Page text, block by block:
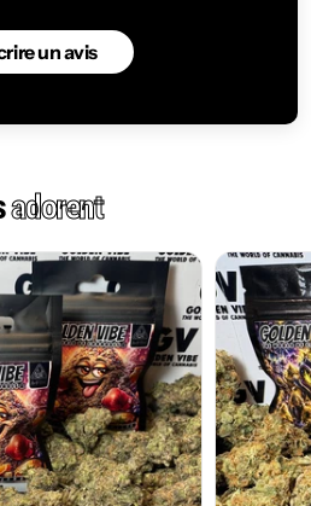
un avis
adorent